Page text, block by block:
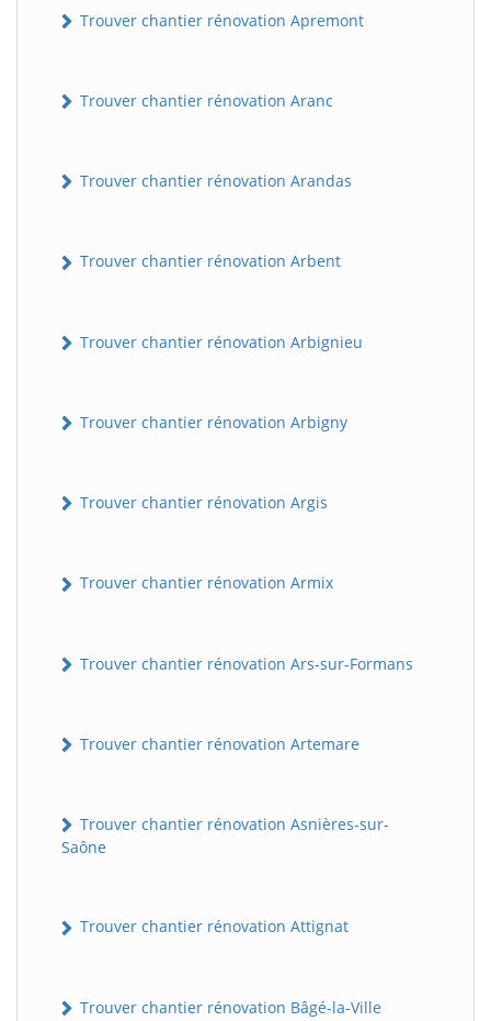
Trouver chantier rénovation Apremont
Trouver chantier rénovation Aranc
Trouver chantier rénovation Arandas
Trouver chantier rénovation Arbent
Trouver chantier rénovation Arbignieu
Trouver chantier rénovation Arbigny
Trouver chantier rénovation Argis
Trouver chantier rénovation Armix
Trouver chantier rénovation Ars-sur-Formans
Trouver chantier rénovation Artemare
Trouver chantier rénovation Asnières-sur-
Saône
Trouver chantier rénovation Attignat
Trouver chantier rénovation Bâgé-la-Ville